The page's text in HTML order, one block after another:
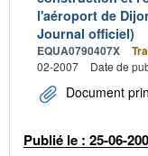
l'aéroport de
Journal officiel)
EQUA0790407X
02-2007
Date de
Document
Publié le : 25-06-